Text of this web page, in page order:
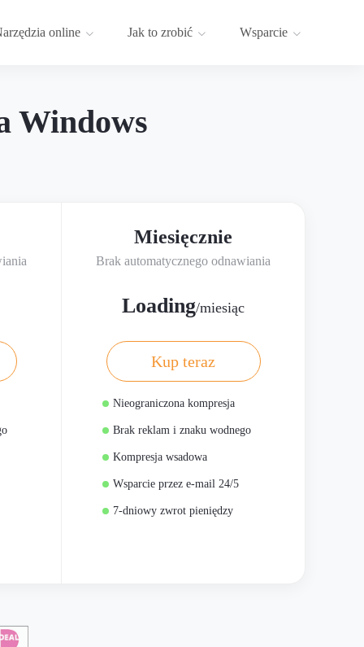
online Jak to zrobić Wsparcie
Windows
Miesięcznie
Brak automatycznego odnawiania
Loading/miesiąc
Kup teraz
Nieograniczona kompresja
Brak reklam i znaku wodnego
Kompresja wsadowa
Wsparcie przez e-mail 24/5
7-dniowy zwrot pieniędzy